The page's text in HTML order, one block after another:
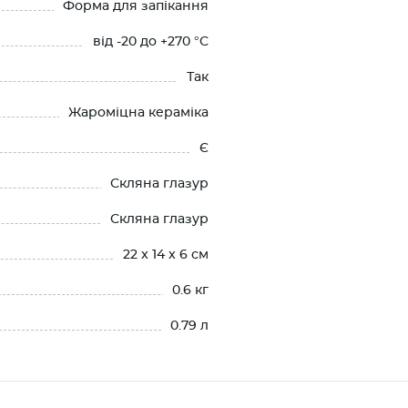
Форма для запікання
від -20 до +270 °C
Так
Жароміцна кераміка
Є
Скляна глазур
Скляна глазур
22 x 14 x 6 см
0.6 кг
0.79 л